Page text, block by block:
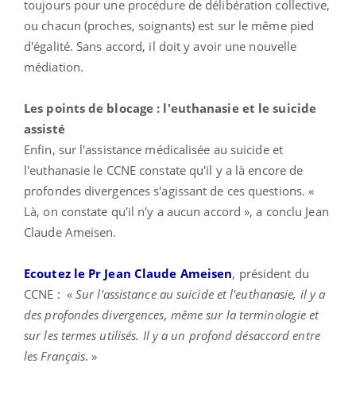
toujours pour une procédure de délibération collective,
ou chacun (proches, soignants) est sur le même pied
d'égalité. Sans accord, il doit y avoir une nouvelle
médiation.
Les points de blocage : l'euthanasie et le suicide
assisté
Enfin, sur l'assistance médicalisée au suicide et
l'euthanasie le CCNE constate qu'il y a là encore de
profondes divergences s'agissant de ces questions. «
Là, on constate qu'il n'y a aucun accord », a conclu Jean
Claude Ameisen.
Ecoutez le Pr Jean Claude Ameisen, président du
CCNE : « Sur l'assistance au suicide et l'euthanasie, il y a
des profondes divergences, même sur la terminologie et
sur les termes utilisés. Il y a un profond désaccord entre
les Français. »